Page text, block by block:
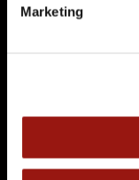
Marketing
Bruchsaler Str. 4